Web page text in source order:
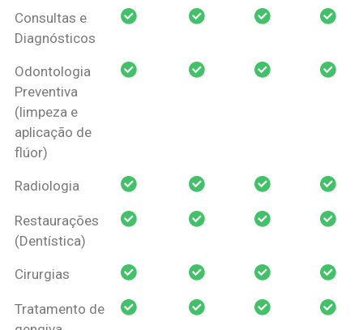
Pessoa Física
Consultas e
Diagnósticos
Odontologia
Preventiva
(limpeza e
aplicação de
flúor)
Radiologia
Restaurações
(Dentística)
Cirurgias
Tratamento de